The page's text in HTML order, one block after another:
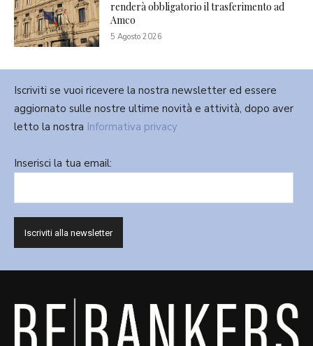
renderà obbligatorio il trasferimento ad
Amco
5 Agosto 2026
Iscriviti se vuoi ricevere la nostra newsletter ed essere
aggiornato sulle nostre ultime novità e attività, dopo aver
letto la nostra Informativa privacy
Inserisci la tua email: